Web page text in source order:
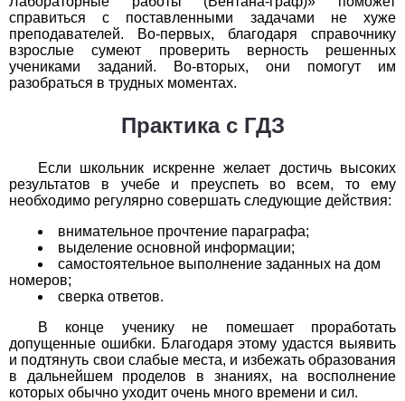
1 2 4 5 6 7 8 9 10
11
Химия
4
Черчение
2 3 4 5 6 7 8 9 10
11
Экология
2 3 4 5 6 7 8 9
3 4 5 6 7 8 9 10 11
справиться с поставленными задачами не хуже
преподавателей. Во-первых, благодаря справочнику
взрослые сумеют проверить верность решенных
учениками заданий. Во-вторых, они помогут им
разобраться в трудных моментах.
Практика с ГДЗ
Если школьник искренне желает достичь высоких
результатов в учебе и преуспеть во всем, то ему
необходимо регулярно совершать следующие действия:
внимательное прочтение параграфа;
выделение основной информации;
самостоятельное выполнение заданных на дом
номеров;
сверка ответов.
В конце ученику не помешает проработать
допущенные ошибки. Благодаря этому удастся выявить
и подтянуть свои слабые места, и избежать образования
в дальнейшем проделов в знаниях, на восполнение
которых обычно уходит очень много времени и сил.